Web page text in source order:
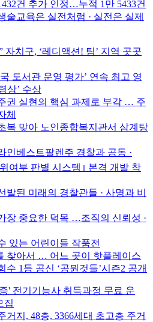
건 추가 인정…누적 1만 5433건
술교육은 실전처럼 · 실전은 실제
자치구, ‘레디액션! 팀’ 지역 곳곳
도서관 운영 평가’ 연속 최고 영
상’ 수상
권 실현의 핵심 과제로 부각 … 주
체
복 맞아 노인종합복지관서 삼계탕
인베스트팔렌주 경찰과 공동 ·
여부 판별 시스템｣ 본격 개발 착
발된 미래의 경찰관들 · 사명과 비
장 중요한 덕목 …조직의 신뢰성 ·
있는 어린이들 작품전
찾아서 … 어느 곳이 핫플레이스
수 1등 공신 ‘공뭔것들’시즌2 공개
' 전기기능사 취득과정 무료 운
집
거지, 48층, 3366세대 초고층 주거